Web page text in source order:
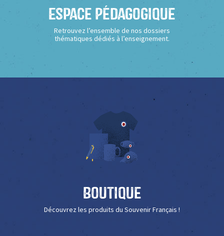
Espace Pédagogique
Retrouvez l’ensemble de nos dossiers
thématiques dédiés à l’enseignement.
Boutique
Découvrez les produits du Souvenir Français !